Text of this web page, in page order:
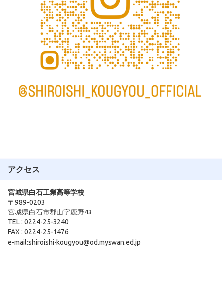
アクセス
宮城県白石工業高等学校
〒989-0203
宮城県白石市郡山字鹿野43
TEL : 0224-25-3240
FAX : 0224-25-1476
e-mail:shiroishi-kougyou@od.myswan.ed.jp